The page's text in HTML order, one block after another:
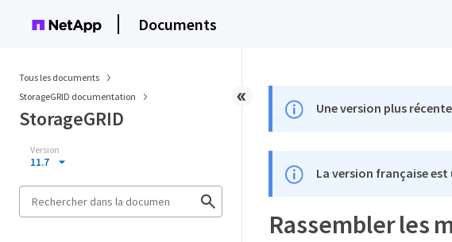
Documents
Tous les documents
StorageGRID documentation
StorageGRID
Version
11.7
Une version plus
La version française
Rassembler les